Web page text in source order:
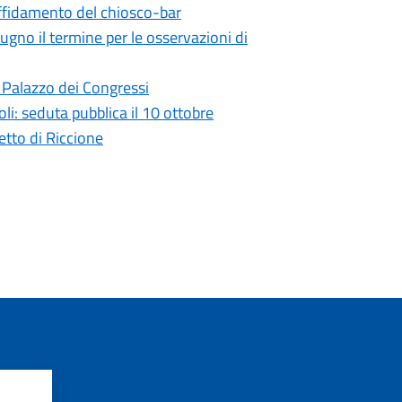
del chiosco-bar
il termine per le osservazioni di
dei Congressi
seduta pubblica il 10 ottobre
di Riccione